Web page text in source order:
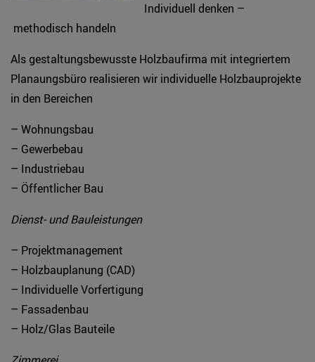
Individuell denken –
methodisch handeln
Als gestaltungsbewusste Holzbaufirma mit integriertem
Planaungsbüro realisieren wir individuelle Holzbauprojekte
in den Bereichen
– Wohnungsbau
– Gewerbebau
– Industriebau
– Öffentlicher Bau
Dienst- und Bauleistungen
– Projektmanagement
– Holzbauplanung (CAD)
– Individuelle Vorfertigung
– Fassadenbau
– Holz/Glas Bauteile